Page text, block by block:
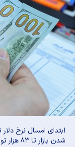
شدن بازار تا ۸۳ هزار تومان کاهش یافت.